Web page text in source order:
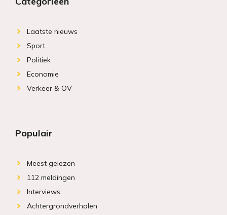
Laatste nieuws
Sport
Politiek
Economie
Verkeer & OV
Populair
Meest gelezen
112 meldingen
Interviews
Achtergrondverhalen